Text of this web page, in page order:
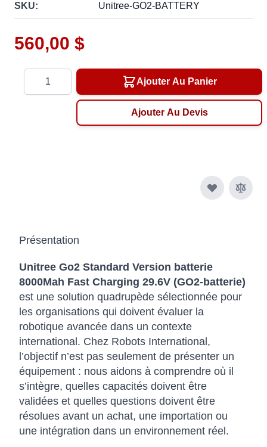
SKU: Unitree-GO2-BATTERY
560,00 $
Ajouter Au Panier
Ajouter Au Devis
Présentation
Unitree Go2 Standard Version batterie
8000Mah Fast Charging 29.6V (GO2-batterie)
est une solution quadrupède sélectionnée pour
les organisations qui doivent évaluer la
robotique avancée dans un contexte
international. Chez Robots International,
l’objectif n’est pas seulement de présenter un
équipement : nous aidons à comprendre où il
s’intègre, quelles capacités doivent être
validées et quelles questions doivent être
résolues avant un achat, une importation ou
une intégration dans un environnement réel.